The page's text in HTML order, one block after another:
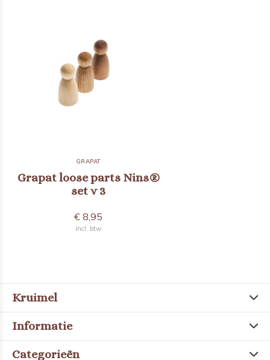
GRAPAT
Grapat loose parts Nins®
set v 3
€ 8,95
Incl. btw
Kruimel
Informatie
Categorieën